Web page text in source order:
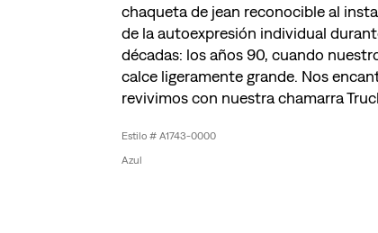
chaqueta de jean reconocible al
de la autoexpresión individual
décadas: los años 90, cuando
calce ligeramente grande. Nos
revivimos con nuestra chamarra
A1743-0000
Azul